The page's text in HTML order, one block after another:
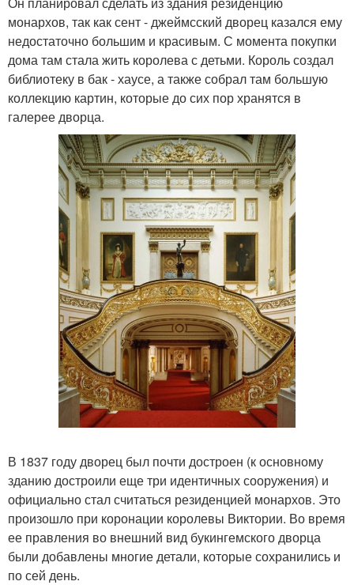
монархов, так как сент - джеймсский дворец казался ему
недостаточно большим и красивым. С момента покупки
дома там стала жить королева с детьми. Король создал
библиотеку в бак - хаусе, а также собрал там большую
коллекцию картин, которые до сих пор хранятся в
галерее дворца.
В 1837 году дворец был почти достроен (к основному
зданию достроили еще три идентичных сооружения) и
официально стал считаться резиденцией монархов. Это
произошло при коронации королевы Виктории. Во время
ее правления во внешний вид букингемского дворца
были добавлены многие детали, которые сохранились и
по сей день.